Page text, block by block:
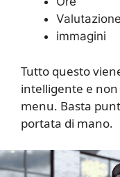
immagini
Tutto questo
intelligente e
menu. Basta
portata di mano.